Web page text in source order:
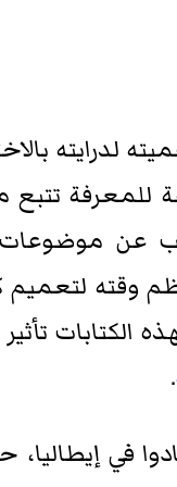
لدرايته
للمعرفة
عن
وقته لتعميم
.
في